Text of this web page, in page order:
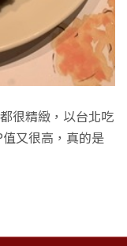
很精緻，以台北吃
又很高，真的是